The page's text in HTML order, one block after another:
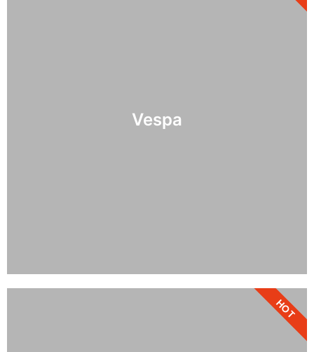
Vespa
HOT